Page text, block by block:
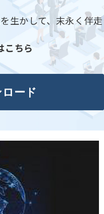
生かして、末永く伴走
こちら
ード